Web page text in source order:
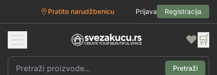
Pratite narudžbenicu Prijava Registracija
❤️ 🛒
Pretraži